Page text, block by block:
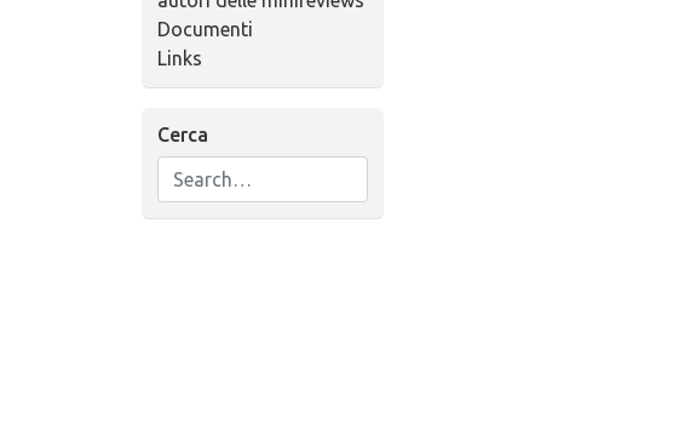
Documenti
Links
Cerca